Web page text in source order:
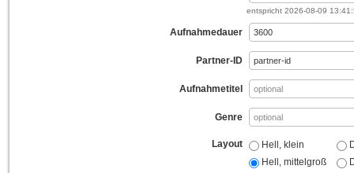
entspricht 2026-08-09
Aufnahmedauer
Partner-ID
Aufnahmetitel
Genre
Layout
Hell, klein
Hell, mittelgroß